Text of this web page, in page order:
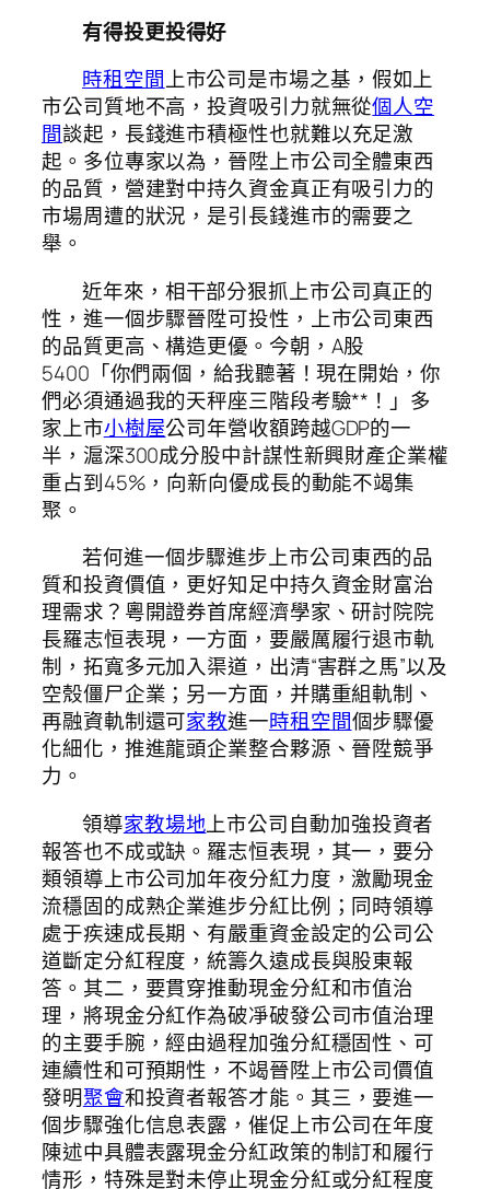
有得投更投得好
時租空間上市公司是市場之基，假如上
市公司質地不高，投資吸引力就無從個人空
間談起，長錢進市積極性也就難以充足激
起。多位專家以為，晉陞上市公司全體東西
的品質，營建對中持久資金真正有吸引力的
市場周遭的狀況，是引長錢進市的需要之
舉。
近年來，相干部分狠抓上市公司真正的
性，進一個步驟晉陞可投性，上市公司東西
的品質更高、構造更優。今朝，A股
5400「你們兩個，給我聽著！現在開始，你
們必須通過我的天秤座三階段考驗**！」多
家上市小樹屋公司年營收額跨越GDP的一
半，滬深300成分股中計謀性新興財產企業權
重占到45%，向新向優成長的動能不竭集
聚。
若何進一個步驟進步上市公司東西的品
質和投資價值，更好知足中持久資金財富治
理需求？粵開證券首席經濟學家、研討院院
長羅志恒表現，一方面，要嚴厲履行退市軌
制，拓寬多元加入渠道，出清“害群之馬”以及
空殼僵尸企業；另一方面，并購重組軌制、
再融資軌制還可家教進一時租空間個步驟優
化細化，推進龍頭企業整合夥源、晉陞競爭
力。
領導家教場地上市公司自動加強投資者
報答也不成或缺。羅志恒表現，其一，要分
類領導上市公司加年夜分紅力度，激勵現金
流穩固的成熟企業進步分紅比例；同時領導
處于疾速成長期、有嚴重資金設定的公司公
道斷定分紅程度，統籌久遠成長與股東報
答。其二，要貫穿推動現金分紅和市值治
理，將現金分紅作為破凈破發公司市值治理
的主要手腕，經由過程加強分紅穩固性、可
連續性和可預期性，不竭晉陞上市公司價值
發明聚會和投資者報答才能。其三，要進一
個步驟強化信息表露，催促上市公司在年度
陳述中具體表露現金分紅政策的制訂和履行
情形，特殊是對未停止現金分紅或分紅程度